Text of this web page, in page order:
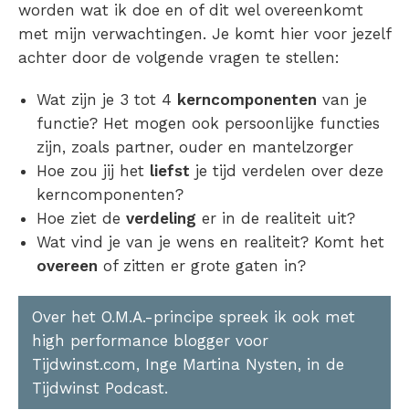
worden wat ik doe en of dit wel overeenkomt
met mijn verwachtingen. Je komt hier voor jezelf
achter door de volgende vragen te stellen:
Wat zijn je 3 tot 4 kerncomponenten van je
functie? Het mogen ook persoonlijke functies
zijn, zoals partner, ouder en mantelzorger
Hoe zou jij het liefst je tijd verdelen over deze
kerncomponenten?
Hoe ziet de verdeling er in de realiteit uit?
Wat vind je van je wens en realiteit? Komt het
overeen of zitten er grote gaten in?
Over het O.M.A.-principe spreek ik ook met
high performance blogger voor
Tijdwinst.com, Inge Martina Nysten, in de
Tijdwinst Podcast.